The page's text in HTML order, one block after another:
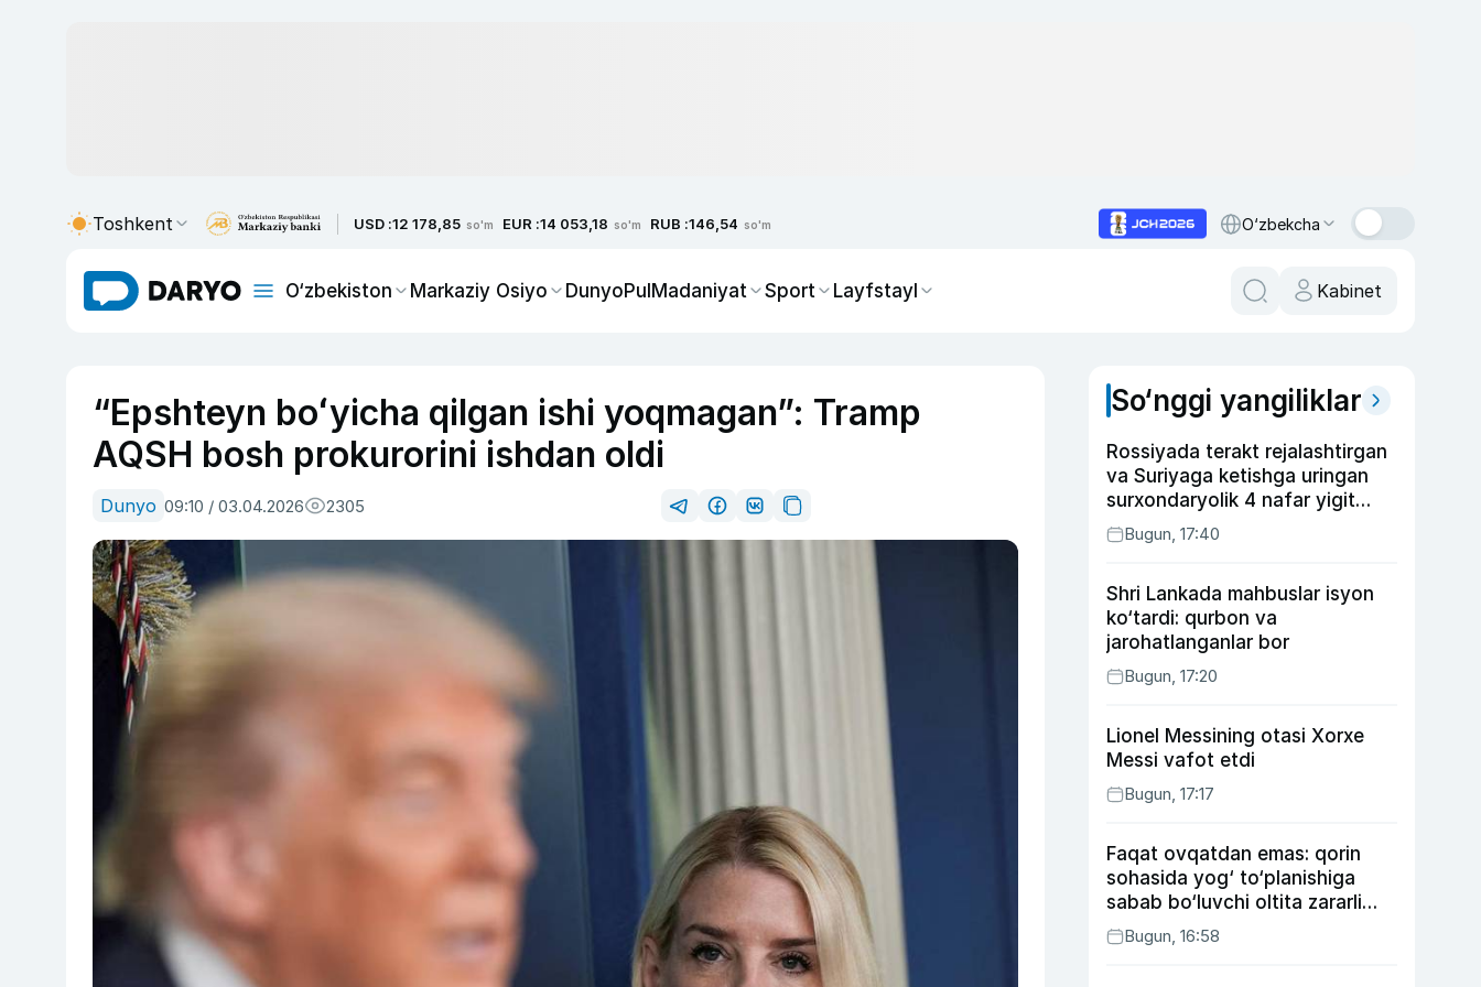
Toshkent USD :12 178,85 so'm EUR :14 053,18 so'm RUB :146,54 so'm O‘zbekcha
O‘zbekiston Markaziy Osiyo DunyoPulMadaniyat Sport Layfstayl Kabinet
“Epshteyn boʻyicha qilgan ishi yoqmagan”: Tramp
AQSH bosh prokurorini ishdan oldi
Dunyo 09:10 / 03.04.2026 2305
So‘nggi yangiliklar
Rossiyada terakt rejalashtirgan
va Suriyaga ketishga uringan
surxondaryolik 4 nafar yigit
qamaldi
Bugun, 17:40
Shri Lankada mahbuslar isyon
ko‘tardi: qurbon va
jarohatlanganlar bor
Bugun, 17:20
Lionel Messining otasi Xorxe
Messi vafot etdi
Bugun, 17:17
Faqat ovqatdan emas: qorin
sohasida yog‘ to‘planishiga
sabab bo‘luvchi oltita zararli
odatBugun, 16:58